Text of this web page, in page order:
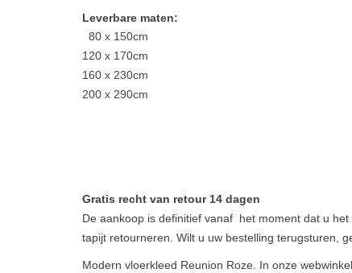
Leverbare maten:
80 x 150cm
120 x 170cm
160 x 230cm
200 x 290cm
Gratis recht van retour 14 dagen
De aankoop is definitief vanaf het moment dat u
tapijt retourneren. Wilt u uw bestelling terugsturen,
Modern vloerkleed Reunion Roze. In onze